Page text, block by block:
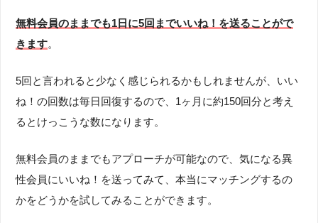
無料会員のままでも1日に5回までいいね！を送ることがで
きます。
5回と言われると少なく感じられるかもしれませんが、いい
ね！の回数は毎日回復するので、1ヶ月に約150回分と考え
るとけっこうな数になります。
無料会員のままでもアプローチが可能なので、気になる異
性会員にいいね！を送ってみて、本当にマッチングするの
かをどうかを試してみることができます。